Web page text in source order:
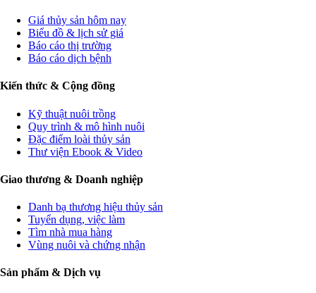
Giá thủy sản hôm nay
Biểu đồ & lịch sử giá
Báo cáo thị trường
Báo cáo dịch bệnh
Kiến thức & Cộng đồng
Kỹ thuật nuôi trồng
Quy trình & mô hình nuôi
Đặc điểm loài thủy sản
Thư viện Ebook & Video
Giao thương & Doanh nghiệp
Danh bạ thương hiệu thủy sản
Tuyển dụng, việc làm
Tìm nhà mua hàng
Vùng nuôi và chứng nhận
Sản phẩm & Dịch vụ